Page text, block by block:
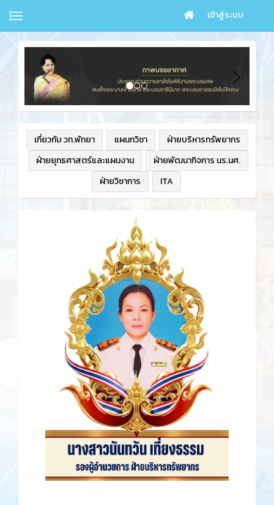
เข้าสู่ระบบ
เกี่ยวกับ วท.พัทยา แผนกวิชา
ฝ่ายบริหารทรัพยากร
ฝ่ายยุทธศาสตร์และแผนงาน
ฝ่ายพัฒนากิจการ นร.นศ.
ฝ่ายวิชาการ
ITA